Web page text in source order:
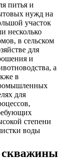
питья и
нужд на
участок
несколько
в сельском
для
и
а
в
для
степени
воды
скважины